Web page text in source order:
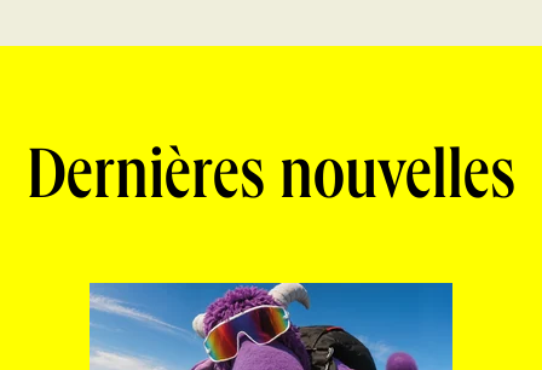
Dernières nouvelles